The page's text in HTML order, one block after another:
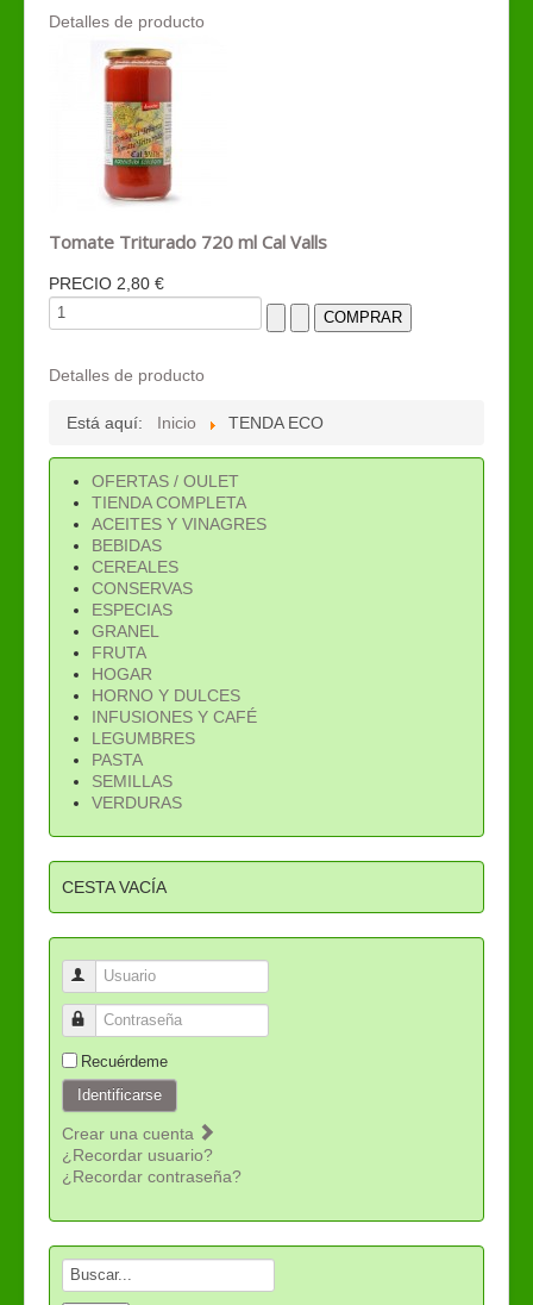
Detalles de producto
Tomate Triturado 720 ml Cal Valls
PRECIO 2,80 €
Detalles de producto
Está aquí: Inicio TENDA ECO
OFERTAS / OULET
TIENDA COMPLETA
ACEITES Y VINAGRES
BEBIDAS
CEREALES
CONSERVAS
ESPECIAS
GRANEL
FRUTA
HOGAR
HORNO Y DULCES
INFUSIONES Y CAFÉ
LEGUMBRES
PASTA
SEMILLAS
VERDURAS
CESTA VACÍA
Usuario
Contraseña
Recuérdeme
Identificarse
Crear una cuenta
¿Recordar usuario?
¿Recordar contraseña?